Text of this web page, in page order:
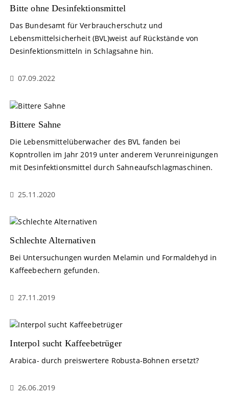
Bitte ohne Desinfektionsmittel
Das Bundesamt für Verbraucherschutz und
Lebensmittelsicherheit (BVL)weist auf Rückstände von
Desinfektionsmitteln in Schlagsahne hin.
07.09.2022
Bittere Sahne
Die Lebensmittelüberwacher des BVL fanden bei
Kopntrollen im Jahr 2019 unter anderem Verunreinigungen
mit Desinfektionsmittel durch Sahneaufschlagmaschinen.
25.11.2020
Schlechte Alternativen
Bei Untersuchungen wurden Melamin und Formaldehyd in
Kaffeebechern gefunden.
27.11.2019
Interpol sucht Kaffeebetrüger
Arabica- durch preiswertere Robusta-Bohnen ersetzt?
26.06.2019